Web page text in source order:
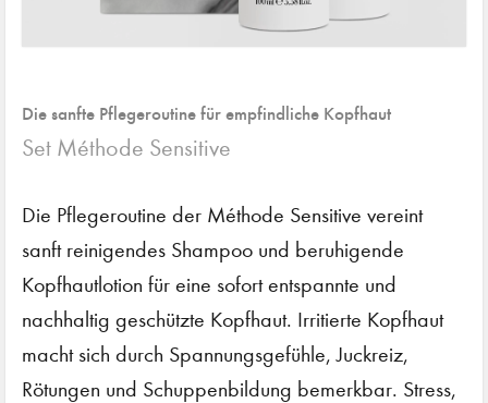
Die sanfte Pflegeroutine für empfindliche Kopfhaut
Set Méthode Sensitive
Die Pflegeroutine der Méthode Sensitive vereint
sanft reinigendes Shampoo und beruhigende
Kopfhautlotion für eine sofort entspannte und
nachhaltig geschützte Kopfhaut. Irritierte Kopfhaut
macht sich durch Spannungsgefühle, Juckreiz,
Rötungen und Schuppenbildung bemerkbar. Stress,